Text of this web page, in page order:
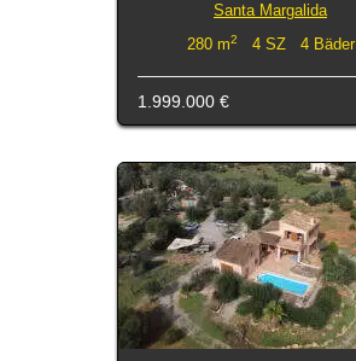
Santa Margalida
280 m2 4 SZ 4 Bäder
1.999.000 €